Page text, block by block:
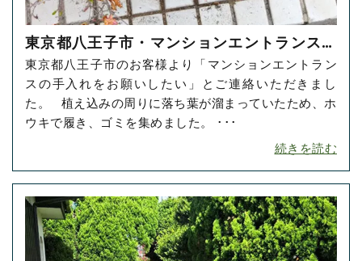
東京都八王子市・マンションエントランスの
お掃除をご依頼いただきました！
東京都八王子市のお客様より「マンションエントラン
スの手入れをお願いしたい」とご連絡いただきまし
た。 植え込みの周りに落ち葉が溜まっていたため、ホ
ウキで履き、ゴミを集めました。 ･･･
続きを読む